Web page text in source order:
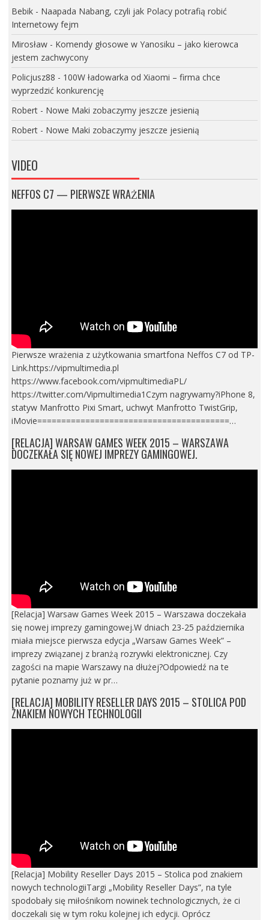
Bebik- Naapada Nabang, czyli jak Polacy potrafią robić
Internetowy fejm
Mirosław- Komendy głosowe w Yanosiku – jako kierowca
jestem zachwycony
Policjusz88 - 100W ładowarka od Xiaomi – firma chce
wyprzedzić konkurencję
Robert- Nowe Maki zobaczymy jeszcze jesienią
Robert- Nowe Maki zobaczymy jeszcze jesienią
VIDEO
NEFFOS C7 — PIERWSZE WRAŻENIA
Pierwsze wrażenia z użytkowania smartfona Neffos C7 od TP-
Link.https://vipmultimedia.pl
https://www.facebook.com/vipmultimediaPL/
https://twitter.com/Vipmultimedia1Czym nagrywamy?iPhone 8,
statyw Manfrotto Pixi Smart, uchwyt Manfrotto TwistGrip,
iMovie========================================…
[RELACJA] WARSAW GAMES WEEK 2015 – WARSZAWA
DOCZEKAŁA SIĘ NOWEJ IMPREZY GAMINGOWEJ.
[Relacja] Warsaw Games Week 2015 – Warszawa doczekała
się nowej imprezy gamingowej.W dniach 23-25 października
miała miejsce pierwsza edycja „Warsaw Games Week” –
imprezy związanej z branżą rozrywki elektronicznej. Czy
zagości na mapie Warszawy na dłużej?Odpowiedź na te
pytanie poznamy już w pr…
[RELACJA] MOBILITY RESELLER DAYS 2015 – STOLICA POD
ZNAKIEM NOWYCH TECHNOLOGII
[Relacja] Mobility Reseller Days 2015 – Stolica pod znakiem
nowych technologiiTargi „Mobility Reseller Days”, na tyle
spodobały się miłośnikom nowinek technologicznych, że ci
doczekali się w tym roku kolejnej ich edycji. Oprócz